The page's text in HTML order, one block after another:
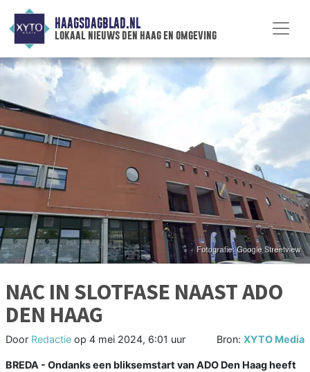
HAAGSDAGBLAD.NL
lokaal nieuws den haag en omgeving
NAC IN SLOTFASE NAAST ADO
DEN HAAG
Door Redactie op 4 mei 2024, 6:01 uur Bron: XYTO Media
BREDA - Ondanks een bliksemstart van ADO Den Haag heeft